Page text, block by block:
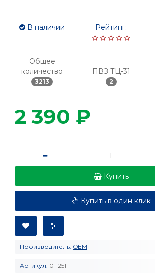
В наличии
Общее
количество
3213
Рейтинг:
ПВЗ ТЦ-31
2
2 390 ₽
Купить
Купить в один клик
Производитель: OEM
Артикул: 011251